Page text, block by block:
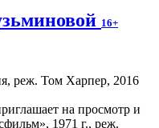
16+
на просмотр и
1971 г., реж.